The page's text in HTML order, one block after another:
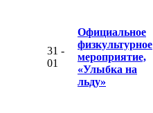
31 -
01
Официальное
физкультурное
мероприятие,
«Улыбка на
льду»